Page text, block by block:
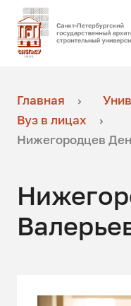
Главная
Вуз в лицах
Нижегородцев